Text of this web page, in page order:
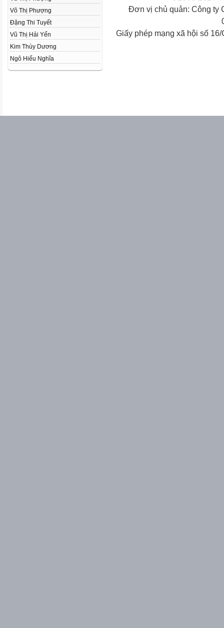
Võ Thị Phượng
Đặng Thi Tuyết
Vũ Thị Hải Yến
Kim Thùy Dương
Ngô Hiếu Nghĩa
Đơn vị chủ quản: Công ty
Giấy phép mạng xã hội số